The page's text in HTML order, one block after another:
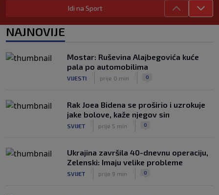
Rivalstvo je ostalo po strani: Real
WNBA igračice odgovorile Kanteru
nakon provokacije: "Nećemo biti
politički pijuni"
Idi na Sport
NAJNOVIJE
Mostar: Ruševina Alajbegovića kuće
pala po automobilima
VIJESTI prije 0 min 0
Rak Joea Bidena se proširio i uzrokuje
jake bolove, kaže njegov sin
SVIJET prije 5 min 0
Ukrajina završila 40-dnevnu operaciju,
Zelenski: Imaju velike probleme
SVIJET prije 9 min 0